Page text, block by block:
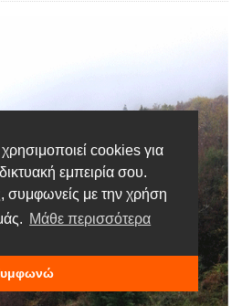
cookies για
εμπειρία σου.
συμφωνείς με την χρήση
Μάθε περισσότερα